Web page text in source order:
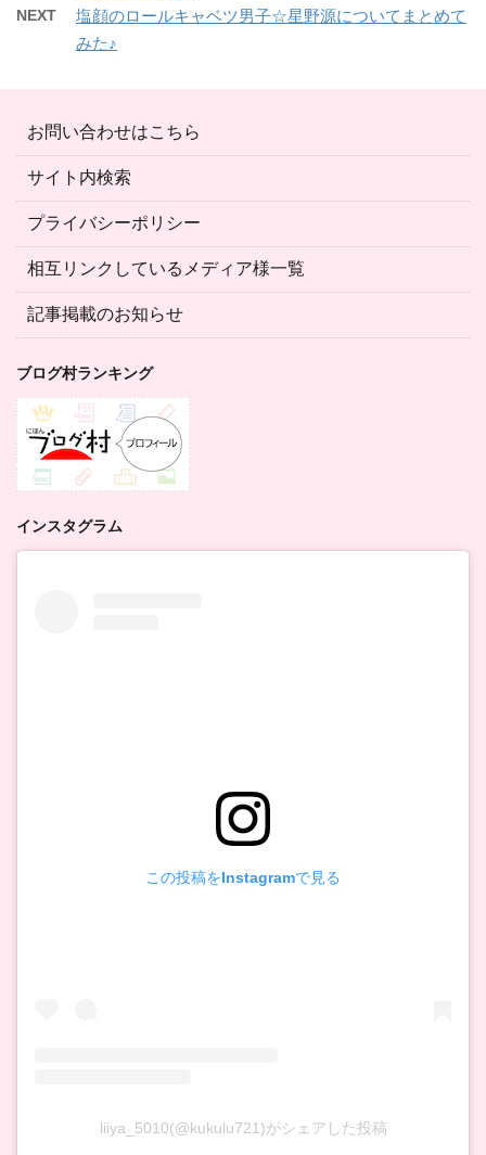
NEXT
塩顔のロールキャベツ男子☆星野源についてまとめて
みた♪
お問い合わせはこちら
サイト内検索
プライバシーポリシー
相互リンクしているメディア様一覧
記事掲載のお知らせ
ブログ村ランキング
インスタグラム
この投稿をInstagramで見る
liiya_5010(@kukulu721)がシェアした投稿